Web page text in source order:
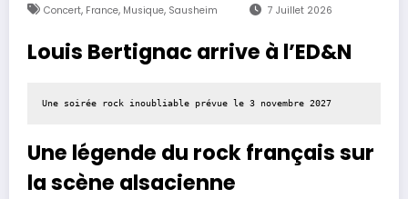
Concert, France, Musique, Sausheim 7 Juillet 2026
Louis Bertignac arrive à l’ED&N
Une soirée rock inoubliable prévue le 3 novembre 2027
Une légende du rock français sur
la scène alsacienne